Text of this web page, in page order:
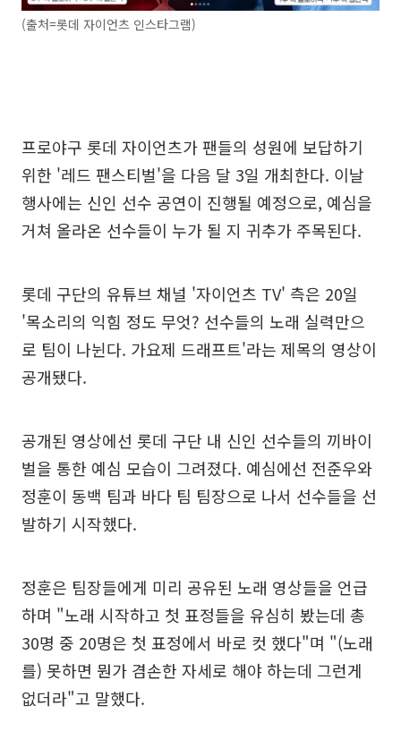
(출처=롯데 자이언츠 인스타그램)
프로야구 롯데 자이언츠가 팬들의 성원에 보답하기
위한 '레드 팬스티벌'을 다음 달 3일 개최한다. 이날
행사에는 신인 선수 공연이 진행될 예정으로, 예심을
거쳐 올라온 선수들이 누가 될 지 귀추가 주목된다.
롯데 구단의 유튜브 채널 '자이언츠 TV' 측은 20일
'목소리의 익힘 정도 무엇? 선수들의 노래 실력만으
로 팀이 나뉜다. 가요제 드래프트'라는 제목의 영상이
공개됐다.
공개된 영상에선 롯데 구단 내 신인 선수들의 끼바이
벌을 통한 예심 모습이 그려졌다. 예심에선 전준우와
정훈이 동백 팀과 바다 팀 팀장으로 나서 선수들을 선
발하기 시작했다.
정훈은 팀장들에게 미리 공유된 노래 영상들을 언급
하며 "노래 시작하고 첫 표정들을 유심히 봤는데 총
30명 중 20명은 첫 표정에서 바로 컷 했다"며 "(노래
를) 못하면 뭔가 겸손한 자세로 해야 하는데 그런게
없더라"고 말했다.